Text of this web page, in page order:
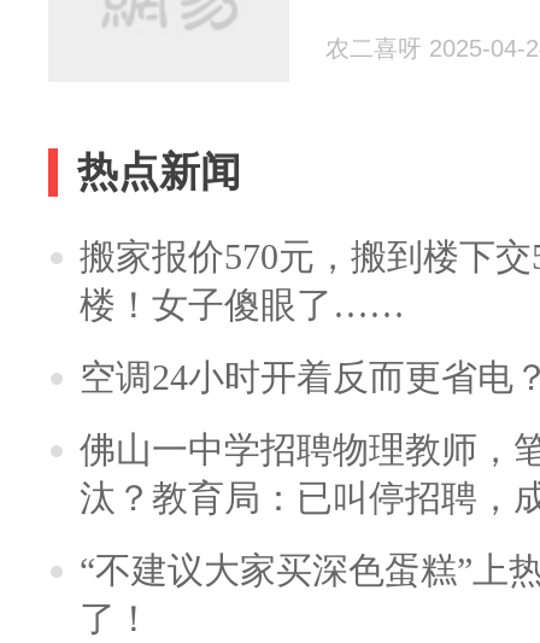
农二喜呀 2025-04-
热点新闻
搬家报价570元，搬到楼下
楼！女子傻眼了……
空调24小时开着反而更省电
佛山一中学招聘物理教师，
汰？教育局：已叫停招聘，
“不建议大家买深色蛋糕”上
了！